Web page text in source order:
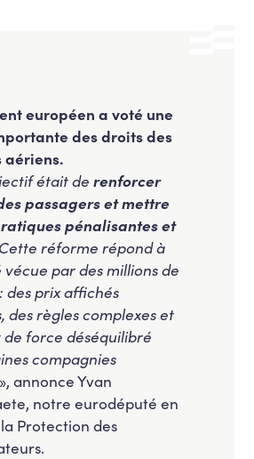
européen a voté une
des droits des
aériens.
était de renforcer
passagers et mettre
pénalisantes et
Cette réforme répond à
par des millions de
des prix affichés
des règles complexes et
force déséquilibré
compagnies
annonce Yvan
notre eurodéputé en
Protection des